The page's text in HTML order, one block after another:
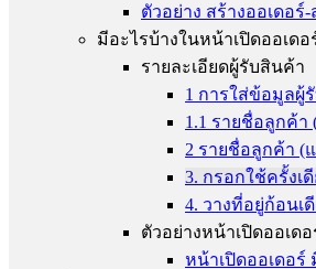
ตัวอย่าง สร้างออเดอร์
มีอะไรบ้างในหน้าเปิดออเดอ
รายละเอียดผู้รับสินค้า
1 การใส่ข้อมูลผู้
1.1 รายชื่อลูกค้
2 รายชื่อลูกค้า (
3. กรอกใช้ครั้งเดี
4. วางที่อยู่ก้อนเ
ตัวอย่างหน้าเปิดออเดอ
หน้าเปิดออเดอร์